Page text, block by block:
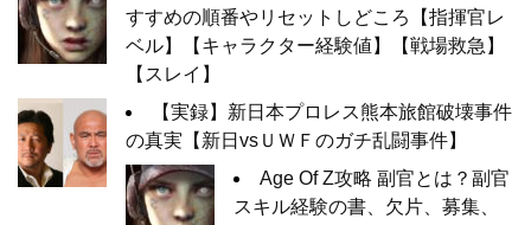
すすめの順番やリセットしどころ【指揮官レ
ベル】【キャラクター経験値】【戦場救急】
【スレイ】
【実録】新日本プロレス熊本旅館破壊事件
の真実【新日vsＵＷＦのガチ乱闘事件】
Age Of Z攻略 副官とは？副官
スキル経験の書、欠片、募集、